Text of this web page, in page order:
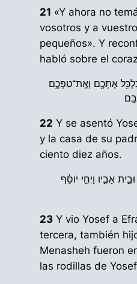
21 «Y ahora no
vosotros y a
pequeños». Y
habló sobre el
אֶתְכֶ֖ם וְאֶֽת־טַפְּכֶ֑ם
22 Y se asentó
y la casa de su
ciento diez años.
אָבִ֑יו וַיְחִ֣י יֹוסֵ֔ף
23 Y vio Yosef a
tercera, también
Menasheh fueron
las rodillas de